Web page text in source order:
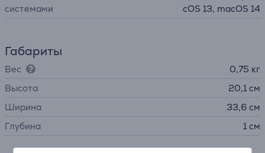
системами
cOS 13, macOS 14
Габариты
Вес
0,75 кг
Высота
20,1 см
Ширина
33,6 см
Глубина
1 см